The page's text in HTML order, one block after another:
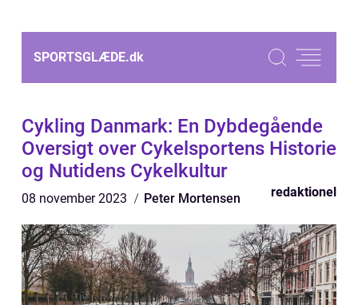
SPORTSGLÆDE.dk
Cykling Danmark: En Dybdegående
Oversigt over Cykelsportens Historie
og Nutidens Cykelkultur
08 november 2023 Peter Mortensen redaktionel